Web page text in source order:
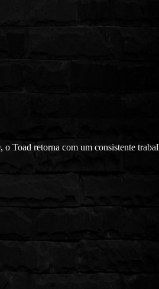
o Toad retorna com um consistente